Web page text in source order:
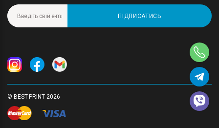
ПІДПИСАТИСЬ
© BEST-PRINT 2026